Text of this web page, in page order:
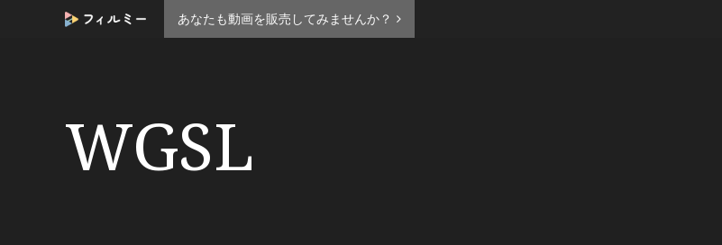
あなたも動画を販売してみませんか？
WGSL